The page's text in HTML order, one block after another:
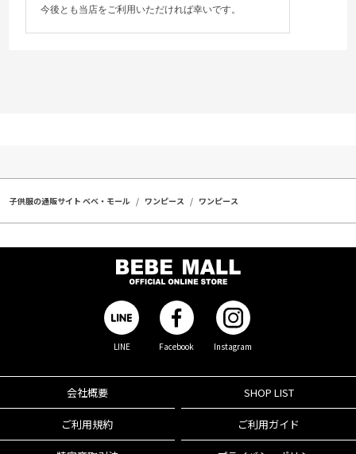
今後とも当店をご利用いただければ幸いです。
子供服の通販サイト ベベ・モール ワンピース ワンピース
LINE Facebook Instagram
会社概要 SHOP LIST
ご利用規約 ご利用ガイド